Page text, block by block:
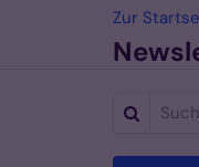
Zum Inhalt springen
Zur
Suche in